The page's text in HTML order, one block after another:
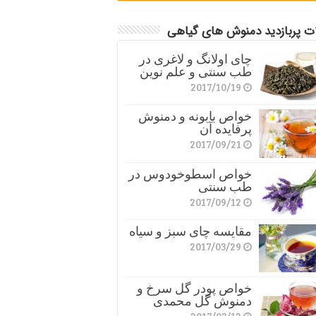
پربازدید دمنوش های گیاهی
چای اولانگ و لاغری در
طب سنتی و علم نوین
2017/10/19
خواص بابونه و دمنوش
پرفایده آن
2017/09/21
خواص اسطوخودوس در
طب سنتی
2017/09/12
مقایسه چای سبز و سیاه
2017/03/29
خواص پودر گل سرخ و
دمنوش گل محمدی